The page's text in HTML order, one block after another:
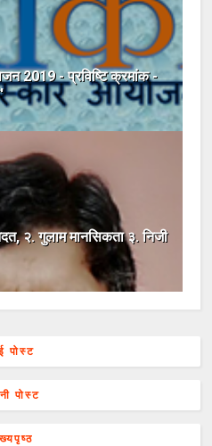
2019 - प्रविष्टि क्रमांक -
२. गुलाम मानसिकता ३. निजी
पोस्ट
पोस्ट